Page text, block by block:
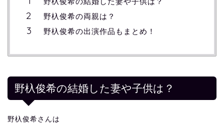
野杁俊希の両親は？
野杁俊希の出演作品もまとめ！
野杁俊希の結婚した妻や子供は？
野杁俊希さんは